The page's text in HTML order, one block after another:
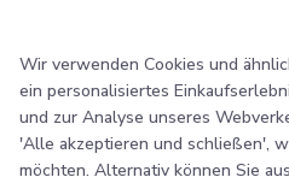
6100 Haderslev
Dänemark
Kontakt
Wir verwenden Cookies und
ein personalisiertes
und zur Analyse unseres
'Alle akzeptieren und schließen',
möchten. Alternativ können Sie